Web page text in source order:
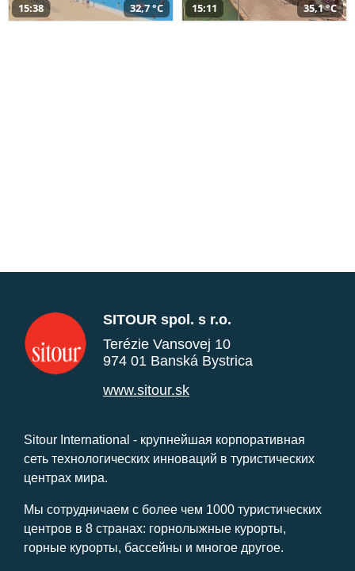
15:38 32,7 °C 15:11 35,1 °C
SITOUR spol. s r.o.
Terézie Vansovej 10
974 01 Banská Bystrica
www.sitour.sk
Sitour International - крупнейшая корпоративная
сеть технологических инноваций в туристических
центрах мира.
Мы сотрудничаем с более чем 1000 туристических
центров в 8 странах: горнолыжные курорты,
горные курорты, бассейны и многое другое.